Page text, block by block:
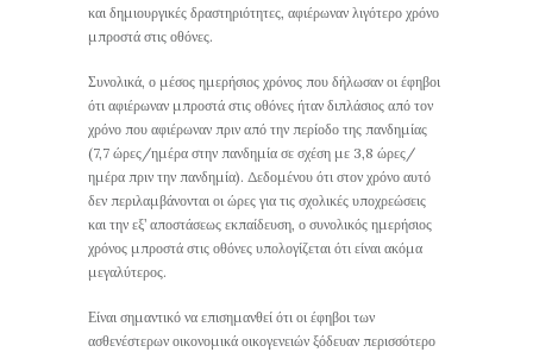
και δημιουργικές δραστηριότητες, αφιέρωναν λιγότερο χρόνο
μπροστά στις οθόνες.
Συνολικά, ο μέσος ημερήσιος χρόνος που δήλωσαν οι έφηβοι
ότι αφιέρωναν μπροστά στις οθόνες ήταν διπλάσιος από τον
χρόνο που αφιέρωναν πριν από την περίοδο της πανδημίας
(7,7 ώρες/ημέρα στην πανδημία σε σχέση με 3,8 ώρες/
ημέρα πριν την πανδημία). Δεδομένου ότι στον χρόνο αυτό
δεν περιλαμβάνονται οι ώρες για τις σχολικές υποχρεώσεις
και την εξ’ αποστάσεως εκπαίδευση, ο συνολικός ημερήσιος
χρόνος μπροστά στις οθόνες υπολογίζεται ότι είναι ακόμα
μεγαλύτερος.
Είναι σημαντικό να επισημανθεί ότι οι έφηβοι των
ασθενέστερων οικονομικά οικογενειών ξόδευαν περισσότερο